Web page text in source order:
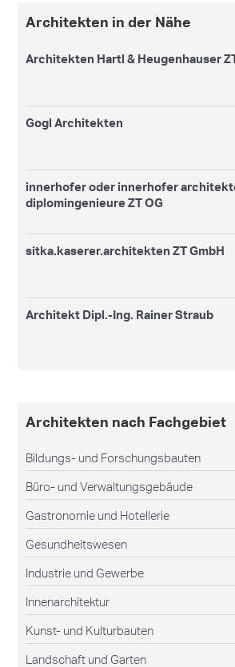
Architekten in der Nähe
Architekten Hartl & Heugenhauser
Gogl Architekten
innerhofer oder innerhofer
diplomingenieure ZT OG
sitka.kaserer.architekten ZT GmbH
Architekt Dipl.-Ing. Rainer Straub
Architekten nach Fachgebiet
Bildungs- und Forschungsbauten
Büro- und Verwaltungsgebäude
Gastronomie und Hotellerie
Gesundheitswesen
Industrie und Gewerbe
Innenarchitektur
Kunst- und Kulturbauten
Landschaft und Garten